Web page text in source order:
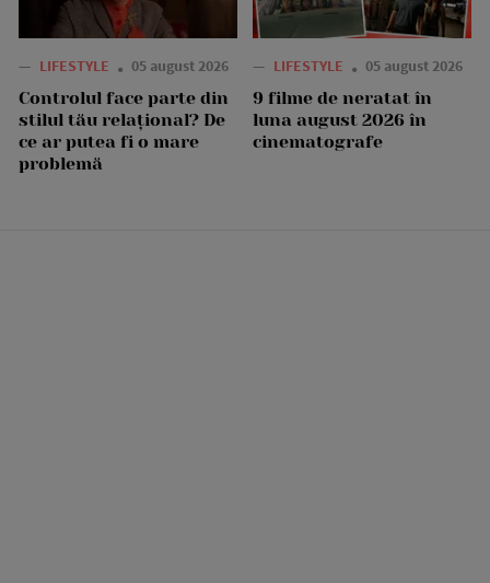
— LIFESTYLE 05 august 2026
Controlul face parte din
stilul tău relațional? De
ce ar putea fi o mare
problemă
— LIFESTYLE 05 august 2026
9 filme de neratat în
luna august 2026 în
cinematografe